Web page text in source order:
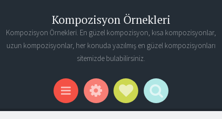
Kompozisyon Örnekleri
Kompozisyon Örnekleri. En güzel kompozisyon, kısa kompozisyonlar,
uzun kompozisyonlar, her konuda yazılmış en güzel kompozisyonları
sitemizde bulabilirsiniz.
Menu WidgetsSocial Links
Search